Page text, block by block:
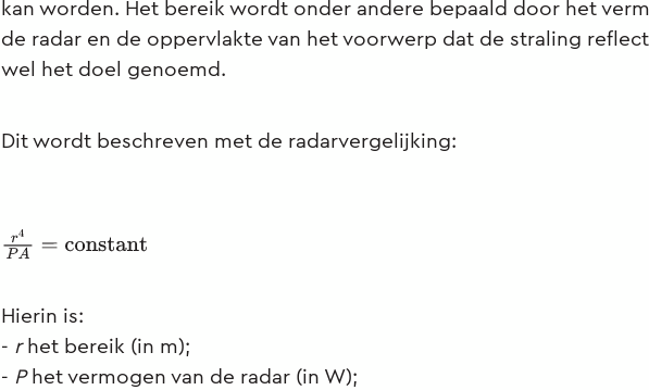
kan worden. Het bereik wordt onder andere bepaald door het
de radar en de oppervlakte van het voorwerp dat de straling
wel het doel genoemd.
Dit wordt beschreven met de radarvergelijking:
r4PA=constant
Hierin is:
- rhet bereik (in m);
- Phet vermogen van de radar (in W);